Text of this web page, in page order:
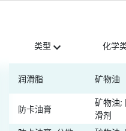
类型 化学
润滑脂 矿物油
防卡油膏
矿物油; 固体润
滑剂